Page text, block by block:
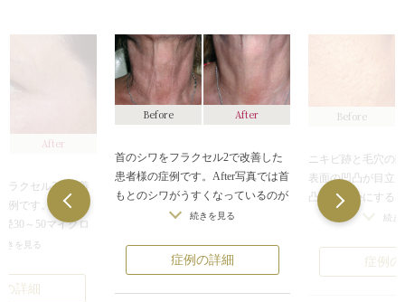
After
ラクセル2で改善
例です。
30～50マイクロ
微鏡でしか見えな
穴を開けて照射し
きを見る
詳細
Before After
首のシワをフラクセル2で改善した
患者様の症例です。After写真では首
もとのシワがうすくなっているのが
わかります。
ない大きさのレーザーを照射し、角
質層を傷つけることなく皮膚の再生
を促します。この患者様のように首
続きを見る
症例の詳細
Before
ニキビ跡と毛穴の
表面の凹凸が目立
凸を滑らかにする
って平らにするの
が、ここまでの凹
にするのなら、フ
続き
症例